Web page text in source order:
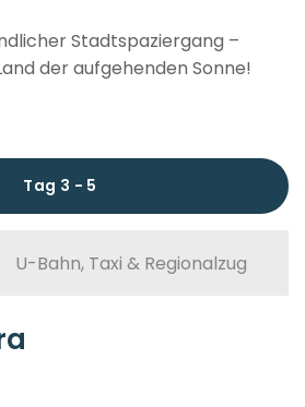
Stadtspaziergang –
der aufgehenden Sonne!
Tag 3 - 5
U-Bahn, Taxi & Regionalzug